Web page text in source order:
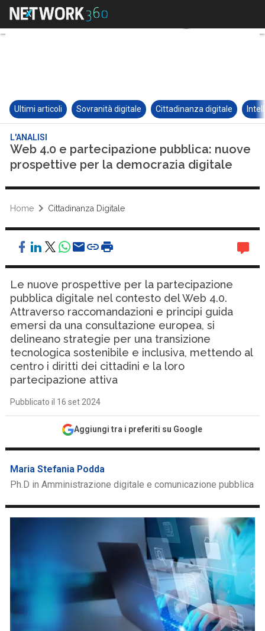
Ultimi articoli Sovranità digitale Cittadinanza digitale
L'ANALISI
Web 4.0 e partecipazione pubblica: nuove
prospettive per la democrazia digitale
Home Cittadinanza Digitale
Le nuove prospettive per la partecipazione
pubblica digitale nel contesto del Web 4.0.
Attraverso raccomandazioni e principi guida
emersi da una consultazione europea, si
delineano strategie per una transizione
tecnologica sostenibile e inclusiva, mettendo al
centro i diritti dei cittadini e la loro
partecipazione attiva
Pubblicato il 16 set 2024
Aggiungi tra i preferiti su Google
Maria Stefania Podda
Ph.D in Amministrazione digitale e comunicazione pubblica